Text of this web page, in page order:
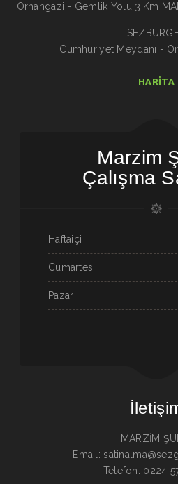
Orhangazi - Gemlik Yolu 3.Km
Cumhuriyet Meydanı -
HARITA
Marzim
Çalışma
Haftaiçi
Cumartesi
Pazar
MARZİM
Email:
Telefon: 0224